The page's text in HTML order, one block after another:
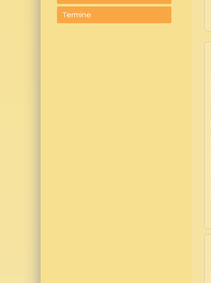
Termine